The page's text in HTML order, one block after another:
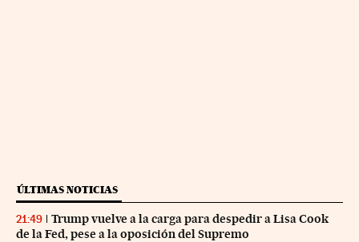
ÚLTIMAS NOTICIAS
21:49
Trump vuelve a la carga para despedir a Lisa Cook
de la Fed, pese a la oposición del Supremo